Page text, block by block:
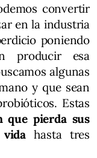
convertir
en la industria
poniendo
producir esa
algunas
y que sean
Estas
que pierda sus
hasta tres